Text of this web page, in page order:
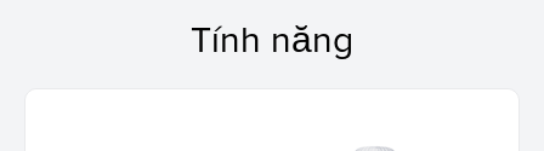
Tính năng